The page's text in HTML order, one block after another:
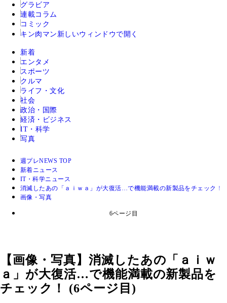
グラビア
連載コラム
コミック
キン肉マン 新しいウィンドウで開く
新着
エンタメ
スポーツ
クルマ
ライフ・文化
社会
政治・国際
経済・ビジネス
IT・科学
写真
週プレNEWS TOP
新着ニュース
IT・科学ニュース
消滅したあの「ａｉｗａ」が大復活…で機能満載の新製品をチェック！
画像・写真
6ページ目
【画像・写真】消滅したあの「ａｉｗ
ａ」が大復活…で機能満載の新製品を
チェック！ (6ページ目)